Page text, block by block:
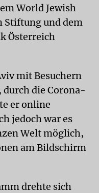
World Jewish
Stiftung und dem
Österreich
mit Besuchern
die Corona-
er online
jedoch war es
Welt möglich,
am Bildschirm
drehte sich